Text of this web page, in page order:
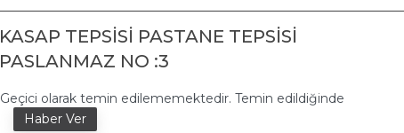
KASAP TEPSİSİ PASTANE TEPSİSİ
PASLANMAZ NO :3
Geçici olarak temin edilememektedir. Temin edildiğinde